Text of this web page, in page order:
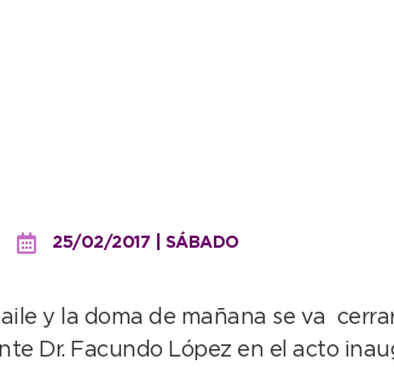
25/02/2017 | SÁBADO
y la doma de mañana se va
Dr. Facundo López en el acto